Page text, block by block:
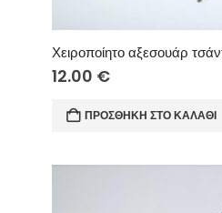
12.00 €
ΠΡΟΣΘΉΚΗ ΣΤΟ ΚΑΛΆΘΙ